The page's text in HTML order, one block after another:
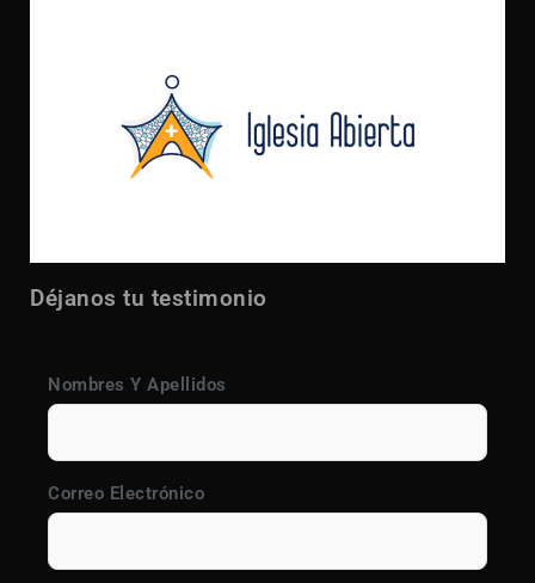
Déjanos tu testimonio
Nombres Y Apellidos
Correo Electrónico